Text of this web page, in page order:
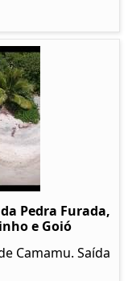
Pedra Furada,
e Goió
Camamu. Saída